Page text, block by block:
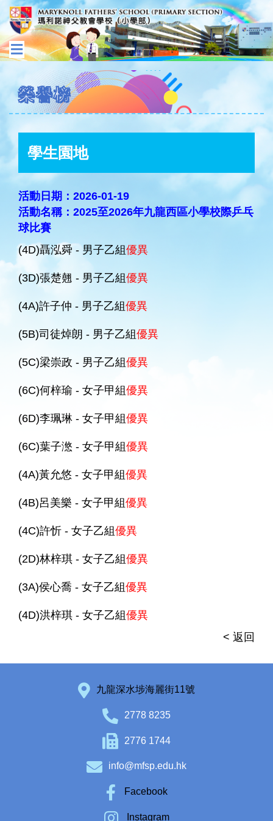
榮譽榜
學生園地
活動日期：2026-01-19
活動名稱：2025至2026年九龍西區小學校際乒乓
球比賽
(4D)聶泓舜 - 男子乙組優異
(3D)張楚翹 - 男子乙組優異
(4A)許子仲 - 男子乙組優異
(5B)司徒焯朗 - 男子乙組優異
(5C)梁崇政 - 男子乙組優異
(6C)何梓瑜 - 女子甲組優異
(6D)李珮琳 - 女子甲組優異
(6C)葉子滺 - 女子甲組優異
(4A)黃允悠 - 女子甲組優異
(4B)呂美樂 - 女子甲組優異
(4C)許忻 - 女子乙組優異
(2D)林梓琪 - 女子乙組優異
(3A)侯心喬 - 女子乙組優異
(4D)洪梓琪 - 女子乙組優異
< 返回
九龍深水埗海麗街11號
2778 8235
2776 1744
info@mfsp.edu.hk
Facebook
Instagram